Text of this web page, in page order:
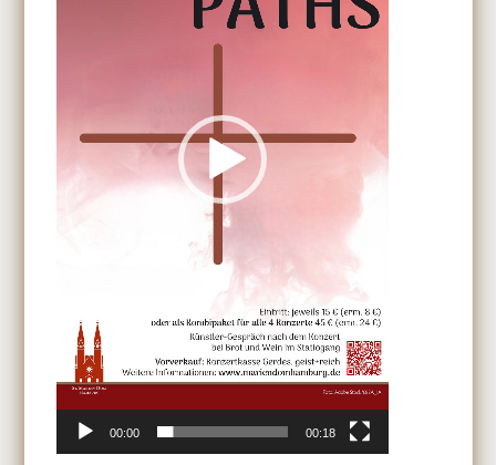
00:00 00:18